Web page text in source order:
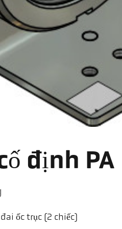
định
ốc trục (2 chiếc)